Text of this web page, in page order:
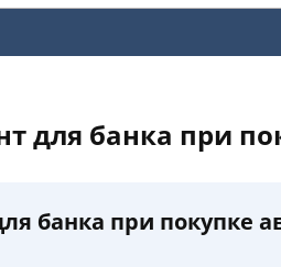
для банка при
банка при покупке